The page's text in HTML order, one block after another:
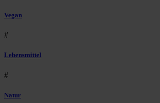
Vegan
#
Lebensmittel
#
Natur